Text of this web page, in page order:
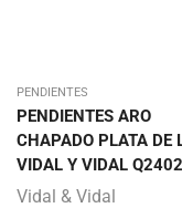
PENDIENTES
PENDIENTES ARO
CHAPADO PLATA DE
VIDAL Y VIDAL
Vidal & Vidal